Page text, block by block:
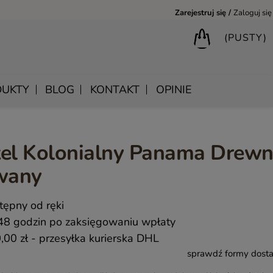
Zarejestruj się Zaloguj się
(PUSTY)
BIURKA DREWNIANE
BIBLIOTECZKI DREWNIANE
LUSTRA DREWNIANE
SHANTI – DREWNIANE MEBLE RZEŹBIONE
MEBLE BOHO SKANDYNAWSKIE – DREWNIANE
MONSOON – MEBLE RZEŹBIONE BOHO NOWOCZESNE
SAHARA – MEBLE VINTAGE LOFT
SAFFRON – MEBLE INDYJSKIE I ORIENTALNE
BLOG KONTAKT OPINIE
Kolonialny Panama
od ręki
godzin po zaksięgowaniu wpłaty
zł - przesyłka kurierska DHL
sprawdź formy